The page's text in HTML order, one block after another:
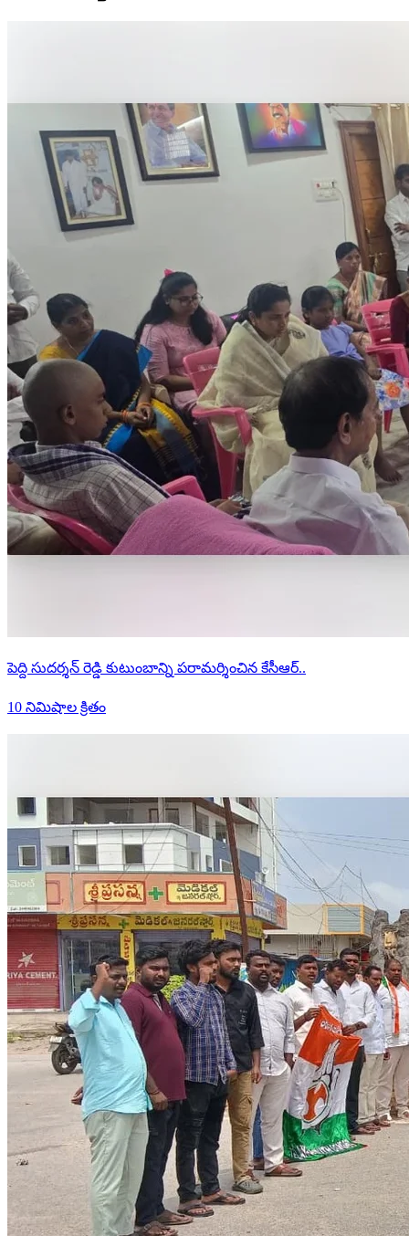
పెద్ది సుదర్శన్ రెడ్డి కుటుంబాన్ని పరామర్శించిన కేసీఆర్..
10 నిమిషాల క్రితం